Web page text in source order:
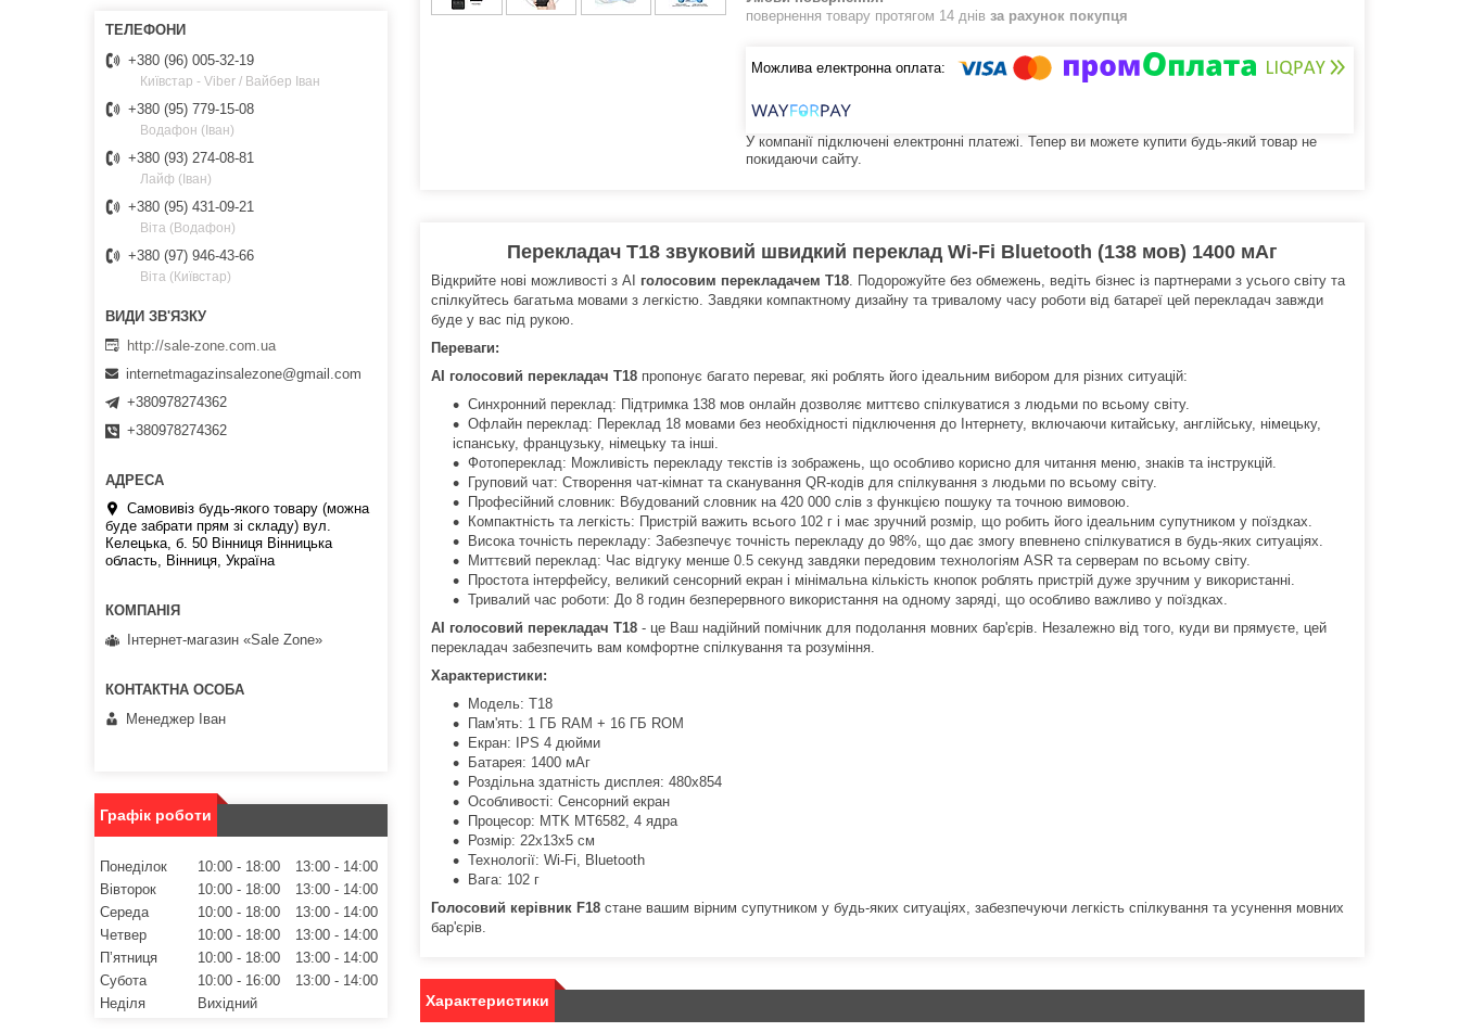
повернення товару протягом 14 днів за рахунок покупця
У компанії підключені електронні платежі. Тепер ви можете купити будь-який товар не
покидаючи сайту.
Перекладач T18 звуковий швидкий переклад Wi-Fi Bluetooth (138 мов) 1400 мАг
Відкрийте нові можливості з AI голосовим перекладачем T18. Подорожуйте без обмежень, ведіть бізнес із партнерами з усього світу та
спілкуйтесь багатьма мовами з легкістю. Завдяки компактному дизайну та тривалому часу роботи від батареї цей перекладач завжди
буде у вас під рукою.
Переваги:
AI голосовий перекладач T18 пропонує багато переваг, які роблять його ідеальним вибором для різних ситуацій:
Синхронний переклад: Підтримка 138 мов онлайн дозволяє миттєво спілкуватися з людьми по всьому світу.
Офлайн переклад: Переклад 18 мовами без необхідності підключення до Інтернету, включаючи китайську, англійську, німецьку,
іспанську, французьку, німецьку та інші.
Фотопереклад: Можливість перекладу текстів із зображень, що особливо корисно для читання меню, знаків та інструкцій.
Груповий чат: Створення чат-кімнат та сканування QR-кодів для спілкування з людьми по всьому світу.
Професійний словник: Вбудований словник на 420 000 слів з функцією пошуку та точною вимовою.
Компактність та легкість: Пристрій важить всього 102 г і має зручний розмір, що робить його ідеальним супутником у поїздках.
Висока точність перекладу: Забезпечує точність перекладу до 98%, що дає змогу впевнено спілкуватися в будь-яких ситуаціях.
Миттєвий переклад: Час відгуку менше 0.5 секунд завдяки передовим технологіям ASR та серверам по всьому світу.
Простота інтерфейсу, великий сенсорний екран і мінімальна кількість кнопок роблять пристрій дуже зручним у використанні.
Тривалий час роботи: До 8 годин безперервного використання на одному заряді, що особливо важливо у поїздках.
AI голосовий перекладач T18 - це Ваш надійний помічник для подолання мовних бар'єрів. Незалежно від того, куди ви прямуєте, цей
перекладач забезпечить вам комфортне спілкування та розуміння.
Характеристики:
Модель: T18
Пам'ять: 1 ГБ RAM + 16 ГБ ROM
Екран: IPS 4 дюйми
Батарея: 1400 мАг
Роздільна здатність дисплея: 480х854
Особливості: Сенсорний екран
Процесор: MTK MT6582, 4 ядра
Розмір: 22х13х5 см
Технології: Wi-Fi, Bluetooth
Вага: 102 г
Голосовий керівник F18 стане вашим вірним супутником у будь-яких ситуаціях, забезпечуючи легкість спілкування та усунення мовних
бар'єрів.
Характеристики
+380 (96) 005-32-19
Київстар - Viber / Вайбер Іван
+380 (95) 779-15-08
Водафон (Іван)
+380 (93) 274-08-81
Лайф (Іван)
+380 (95) 431-09-21
Віта (Водафон)
+380 (97) 946-43-66
Віта (Київстар)
http://sale-zone.com.ua
internetmagazinsalezone@gmail.com
+380978274362
+380978274362
Самовивіз будь-якого товару (можна
буде забрати прям зі складу) вул.
Келецька, б. 50 Вінниця Вінницька
область, Вінниця, Україна
Інтернет-магазин «Sale Zone»
Менеджер Іван
Графік роботи
Понеділок 10:00 18:00 13:00
14:00
Вівторок
10:00 18:00 13:00
14:00
Середа
10:00 18:00 13:00
14:00
Четвер
10:00 18:00 13:00
14:00
Пʼятниця
10:00 18:00 13:00
14:00
Субота
10:00 16:00 13:00
14:00
Неділя
Вихідний